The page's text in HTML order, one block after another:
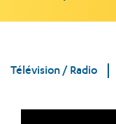
Télévision / Radio